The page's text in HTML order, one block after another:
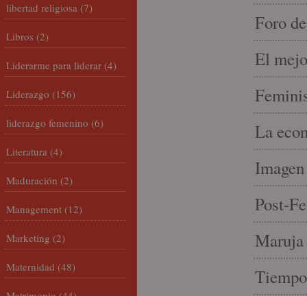
Foro
El
La
Post-
Maruja
libertad religiosa (7)
Libros (2)
Liderarme para liderar (4)
Liderazgo (156)
liderazgo femenino (6)
Literatura (4)
Maduración (2)
Management (12)
Marketing (2)
Maternidad (48)